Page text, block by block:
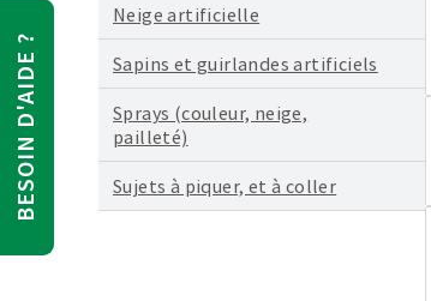
Neige artificielle
Sapins et guirlandes artificiels
Sprays (couleur, neige,
pailleté)
Sujets à piquer, et à coller
BESOIN D'AIDE ?